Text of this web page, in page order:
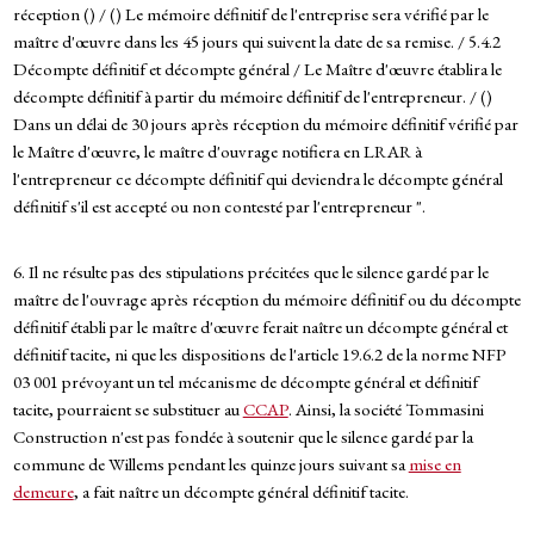
réception () / () Le mémoire définitif de l'entreprise sera vérifié par le
maître d'œuvre dans les 45 jours qui suivent la date de sa remise. / 5.4.2
Décompte définitif et décompte général / Le Maître d'œuvre établira le
décompte définitif à partir du mémoire définitif de l'entrepreneur. / ()
Dans un délai de 30 jours après réception du mémoire définitif vérifié par
le Maître d'œuvre, le maître d'ouvrage notifiera en LRAR à
l'entrepreneur ce décompte définitif qui deviendra le décompte général
définitif s'il est accepté ou non contesté par l'entrepreneur ".
6. Il ne résulte pas des stipulations précitées que le silence gardé par le
maître de l'ouvrage après réception du mémoire définitif ou du décompte
définitif établi par le maître d'œuvre ferait naître un décompte général et
définitif tacite, ni que les dispositions de l'article 19.6.2 de la norme NFP
03 001 prévoyant un tel mécanisme de décompte général et définitif
tacite, pourraient se substituer auCCAP. Ainsi, la société Tommasini
Construction n'est pas fondée à soutenir que le silence gardé par la
commune de Willems pendant les quinze jours suivant samise en
demeure, a fait naître un décompte général définitif tacite.